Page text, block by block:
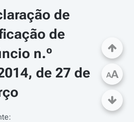
de
de
n.º
de 27 de
AA